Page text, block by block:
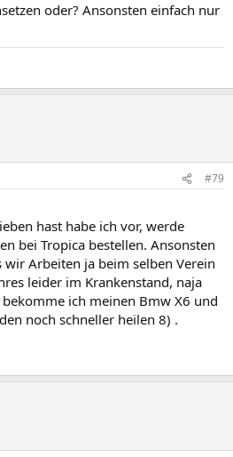
oder? Ansonsten einfach nur
#79
hast habe ich vor, werde
bei Tropica bestellen. Ansonsten
Arbeiten ja beim selben Verein
leider im Krankenstand, naja
ich meinen Bmw X6 und
noch schneller heilen 8) .